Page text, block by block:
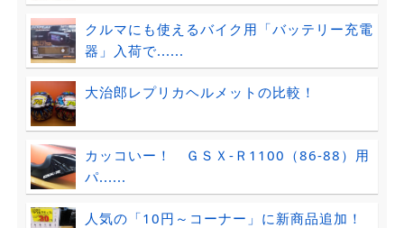
クルマにも使えるバイク用「バッテリー充電
器」入荷で......
大治郎レプリカヘルメットの比較！
カッコいー！ ＧＳＸ-Ｒ1100（86-88）用
パ......
人気の「10円～コーナー」に新商品追加！